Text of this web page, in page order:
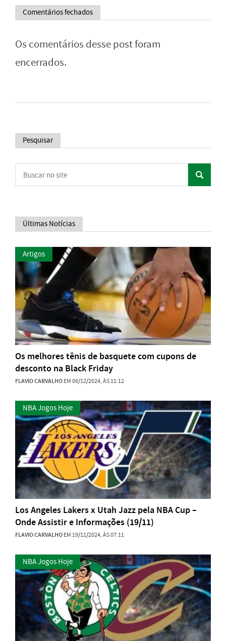
Comentários fechados
Os comentários desse post foram
encerrados.
Pesquisar
Últimas Notícias
Artigos
Os melhores tênis de basquete com cupons de
desconto na Black Friday
FLAVIO CARVALHOEM 06/12/2024, ÀS 11:12
NBA Jogos Hoje
Los Angeles Lakers x Utah Jazz pela NBA Cup –
Onde Assistir e Informações (19/11)
FLAVIO CARVALHOEM 19/11/2024, ÀS 07:11
NBA Jogos Hoje